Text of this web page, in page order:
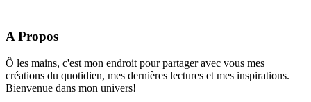
A Propos
Ô les mains, c'est mon endroit pour partager avec vous mes
créations du quotidien, mes dernières lectures et mes inspirations.
Bienvenue dans mon univers!